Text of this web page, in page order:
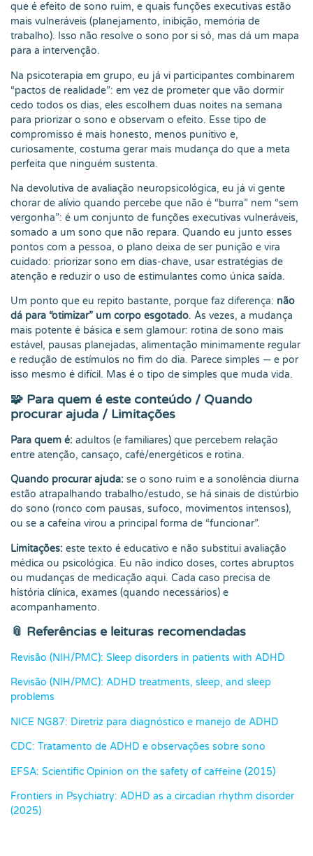
que é efeito de sono ruim, e quais funções executivas estão
mais vulneráveis (planejamento, inibição, memória de
trabalho). Isso não resolve o sono por si só, mas dá um mapa
para a intervenção.
Na psicoterapia em grupo, eu já vi participantes combinarem
“pactos de realidade”: em vez de prometer que vão dormir
cedo todos os dias, eles escolhem duas noites na semana
para priorizar o sono e observam o efeito. Esse tipo de
compromisso é mais honesto, menos punitivo e,
curiosamente, costuma gerar mais mudança do que a meta
perfeita que ninguém sustenta.
Na devolutiva de avaliação neuropsicológica, eu já vi gente
chorar de alívio quando percebe que não é “burra” nem “sem
vergonha”: é um conjunto de funções executivas vulneráveis,
somado a um sono que não repara. Quando eu junto esses
pontos com a pessoa, o plano deixa de ser punição e vira
cuidado: priorizar sono em dias-chave, usar estratégias de
atenção e reduzir o uso de estimulantes como única saída.
Um ponto que eu repito bastante, porque faz diferença: não
dá para “otimizar” um corpo esgotado. Às vezes, a mudança
mais potente é básica e sem glamour: rotina de sono mais
estável, pausas planejadas, alimentação minimamente regular
e redução de estímulos no fim do dia. Parece simples — e por
isso mesmo é difícil. Mas é o tipo de simples que muda vida.
🧩 Para quem é este conteúdo / Quando
procurar ajuda / Limitações
Para quem é: adultos (e familiares) que percebem relação
entre atenção, cansaço, café/energéticos e rotina.
Quando procurar ajuda: se o sono ruim e a sonolência diurna
estão atrapalhando trabalho/estudo, se há sinais de distúrbio
do sono (ronco com pausas, sufoco, movimentos intensos),
ou se a cafeína virou a principal forma de “funcionar”.
Limitações: este texto é educativo e não substitui avaliação
médica ou psicológica. Eu não indico doses, cortes abruptos
ou mudanças de medicação aqui. Cada caso precisa de
história clínica, exames (quando necessários) e
acompanhamento.
📎 Referências e leituras recomendadas
Revisão (NIH/PMC): Sleep disorders in patients with ADHD
Revisão (NIH/PMC): ADHD treatments, sleep, and sleep
problems
NICE NG87: Diretriz para diagnóstico e manejo de ADHD
CDC: Tratamento de ADHD e observações sobre sono
EFSA: Scientific Opinion on the safety of caffeine (2015)
Frontiers in Psychiatry: ADHD as a circadian rhythm disorder
(2025)